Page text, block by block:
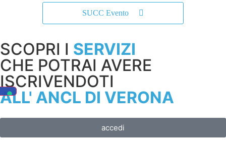
SUCC Evento
SCOPRI I SERVIZI
CHE POTRAI AVERE
ISCRIVENDOTI
ALL' ANCL DI VERONA
accedi